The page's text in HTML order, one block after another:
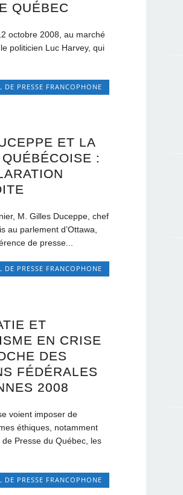
QUÉBEC
octobre 2008, au marché
politicien Luc Harvey, qui
PRESSE FRANCOPHONE
ET LA
:
M. Gilles Duceppe, chef
au parlement d’Ottawa,
de presse...
PRESSE FRANCOPHONE
ET
EN CRISE
DES
FÉDÉRALES
2008
voient imposer de
éthiques, notamment
Presse du Québec, les
PRESSE FRANCOPHONE